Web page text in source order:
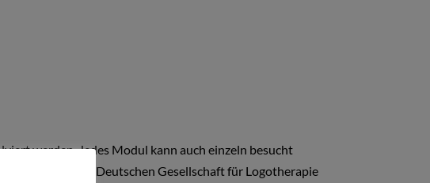
werden. Jedes Modul kann auch einzeln besucht
das von der „Deutschen Gesellschaft für Logotherapie